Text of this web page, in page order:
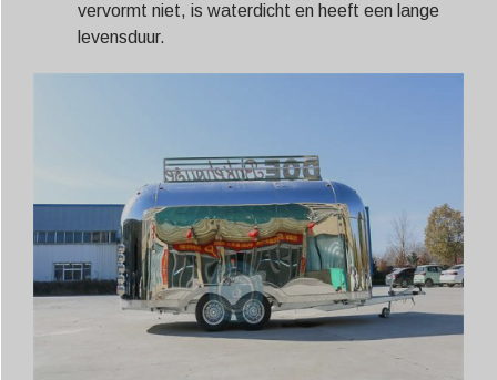
vervormt niet, is waterdicht en heeft een lange
levensduur.